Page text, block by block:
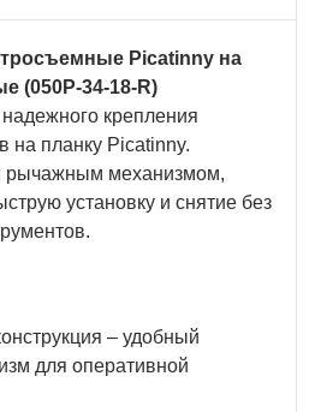
Picatinny на
(050P-34-18-R)
крепления
на планку Picatinny.
механизмом,
установку и снятие без
– удобный
для оперативной